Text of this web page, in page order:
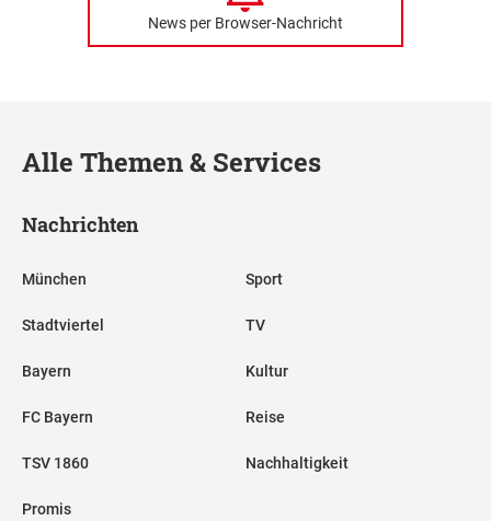
News per Browser-Nachricht
Alle Themen & Services
Nachrichten
München
Stadtviertel
Bayern
FC Bayern
TSV 1860
Promis
Sport
TV
Kultur
Reise
Nachhaltigkeit